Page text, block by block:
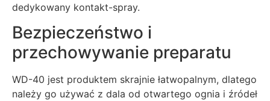
dedykowany kontakt-spray.
Bezpieczeństwo i
przechowywanie preparatu
WD-40 jest produktem skrajnie łatwopalnym, dlatego
należy go używać z dala od otwartego ognia i źródeł